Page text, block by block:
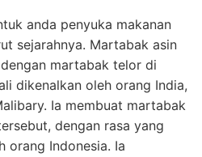
anda penyuka makanan
sejarahnya. Martabak asin
martabak telor di
dikenalkan oleh orang India,
Ia membuat martabak
dengan rasa yang
orang Indonesia. Ia